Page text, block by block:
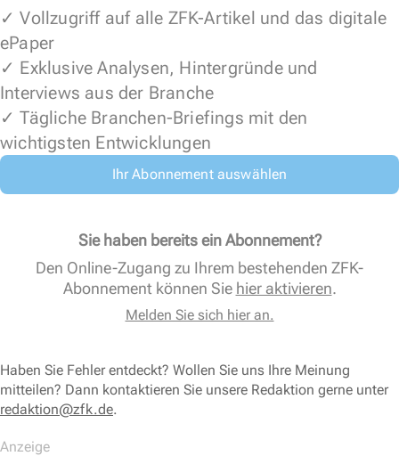
✓ Vollzugriff auf alle ZFK-Artikel und das digitale
ePaper
✓ Exklusive Analysen, Hintergründe und
Interviews aus der Branche
✓ Tägliche Branchen-Briefings mit den
wichtigsten Entwicklungen
Ihr Abonnement auswählen
Sie haben bereits ein Abonnement?
Den Online-Zugang zu Ihrem bestehenden ZFK-
Abonnement können Sie hier aktivieren.
Melden Sie sich hier an.
Haben Sie Fehler entdeckt? Wollen Sie uns Ihre Meinung
mitteilen? Dann kontaktieren Sie unsere Redaktion gerne unter
redaktion@zfk.de.